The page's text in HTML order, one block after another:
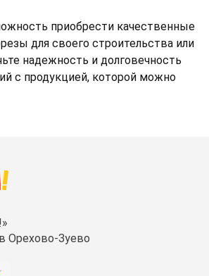
приобрести качественные
для своего строительства или
надежность и долговечность
с продукцией, которой можно
Орехово-Зуево